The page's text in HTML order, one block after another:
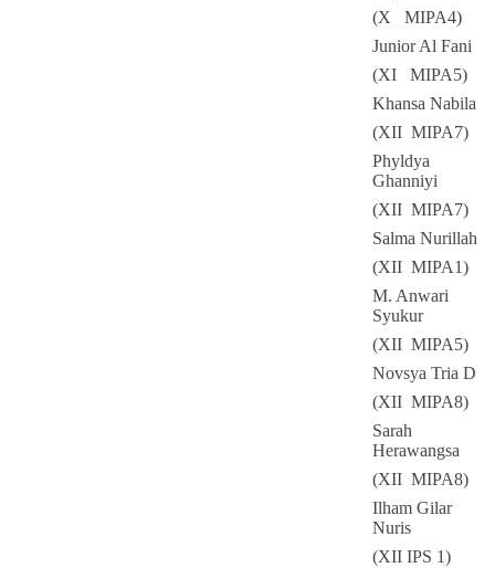
(X MIPA4)
Junior Al Fani
(XI MIPA5)
Khansa Nabila
(XII MIPA7)
Phyldya
Ghanniyi
(XII MIPA7)
Salma Nurillah
(XII MIPA1)
M. Anwari
Syukur
(XII MIPA5)
Novsya Tria D
(XII MIPA8)
Sarah
Herawangsa
(XII MIPA8)
Ilham Gilar
Nuris
(XII IPS 1)